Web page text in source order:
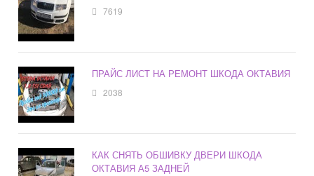
7619
ПРАЙС ЛИСТ НА РЕМОНТ ШКОДА ОКТАВИЯ
2038
КАК СНЯТЬ ОБШИВКУ ДВЕРИ ШКОДА
ОКТАВИЯ А5 ЗАДНЕЙ